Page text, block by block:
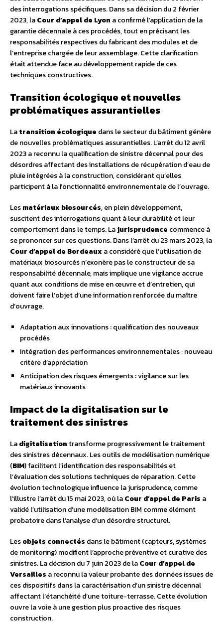
des interrogations spécifiques. Dans sa décision du 2 février
2023, laCour d’appel de Lyon a confirmé l’application de la
garantie décennale à ces procédés, tout en précisant les
responsabilités respectives du fabricant des modules et de
l’entreprise chargée de leur assemblage. Cette clarification
était attendue face au développement rapide de ces
techniques constructives.
Transition écologique et nouvelles
problématiques assurantielles
Latransition écologique dans le secteur du bâtiment génère
de nouvelles problématiques assurantielles. L’arrêt du 12 avril
2023 a reconnu la qualification de sinistre décennal pour des
désordres affectant des installations de récupération d’eau de
pluie intégrées à la construction, considérant qu’elles
participent à la fonctionnalité environnementale de l’ouvrage.
Lesmatériaux biosourcés, en plein développement,
suscitent des interrogations quant à leur durabilité et leur
comportement dans le temps. Lajurisprudence commence à
se prononcer sur ces questions. Dans l’arrêt du 23 mars 2023, la
Cour d’appel de Bordeaux a considéré que l’utilisation de
matériaux biosourcés n’exonère pas le constructeur de sa
responsabilité décennale, mais implique une vigilance accrue
quant aux conditions de mise en œuvre et d’entretien, qui
doivent faire l’objet d’une information renforcée du maître
d’ouvrage.
Adaptation aux innovations : qualification des nouveaux
procédés
Intégration des performances environnementales : nouveau
critère d’appréciation
Anticipation des risques émergents : vigilance sur les
matériaux innovants
Impact de la digitalisation sur le
traitement des sinistres
Ladigitalisation transforme progressivement le traitement
des sinistres décennaux. Les outils de modélisation numérique
(BIM) facilitent l’identification des responsabilités et
l’évaluation des solutions techniques de réparation. Cette
évolution technologique influence la jurisprudence, comme
l’illustre l’arrêt du 15 mai 2023, où laCour d’appel de Paris a
validé l’utilisation d’une modélisation BIM comme élément
probatoire dans l’analyse d’un désordre structurel.
Lesobjets connectés dans le bâtiment (capteurs, systèmes
de monitoring) modifient l’approche préventive et curative des
sinistres. La décision du 7 juin 2023 de laCour d’appel de
Versailles a reconnu la valeur probante des données issues de
ces dispositifs dans la caractérisation d’un sinistre décennal
affectant l’étanchéité d’une toiture-terrasse. Cette évolution
ouvre la voie à une gestion plus proactive des risques
construction.